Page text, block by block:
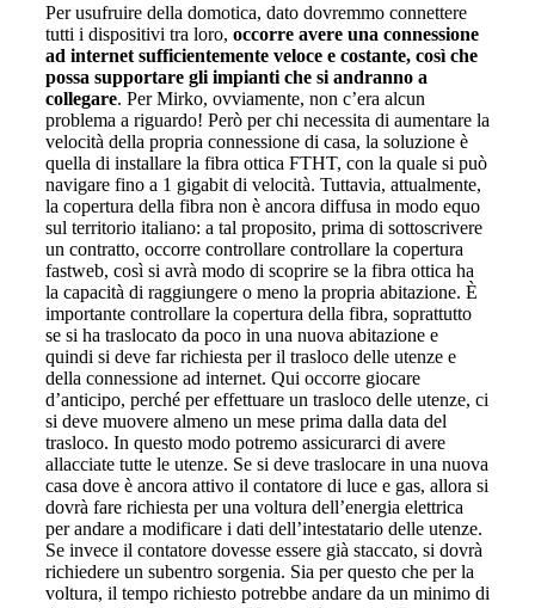
Per usufruire della domotica, dato dovremmo connettere
tutti i dispositivi tra loro, occorre avere una connessione
ad internet sufficientemente veloce e costante, così che
possa supportare gli impianti che si andranno a
collegare. Per Mirko, ovviamente, non c’era alcun
problema a riguardo! Però per chi necessita di aumentare la
velocità della propria connessione di casa, la soluzione è
quella di installare la fibra ottica FTHT, con la quale si può
navigare fino a 1 gigabit di velocità. Tuttavia, attualmente,
la copertura della fibra non è ancora diffusa in modo equo
sul territorio italiano: a tal proposito, prima di sottoscrivere
un contratto, occorre controllare controllare la copertura
fastweb, così si avrà modo di scoprire se la fibra ottica ha
la capacità di raggiungere o meno la propria abitazione. È
importante controllare la copertura della fibra, soprattutto
se si ha traslocato da poco in una nuova abitazione e
quindi si deve far richiesta per il trasloco delle utenze e
della connessione ad internet. Qui occorre giocare
d’anticipo, perché per effettuare un trasloco delle utenze, ci
si deve muovere almeno un mese prima dalla data del
trasloco. In questo modo potremo assicurarci di avere
allacciate tutte le utenze. Se si deve traslocare in una nuova
casa dove è ancora attivo il contatore di luce e gas, allora si
dovrà fare richiesta per una voltura dell’energia elettrica
per andare a modificare i dati dell’intestatario delle utenze.
Se invece il contatore dovesse essere già staccato, si dovrà
richiedere un subentro sorgenia. Sia per questo che per la
voltura, il tempo richiesto potrebbe andare da un minimo di